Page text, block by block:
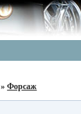
»Форсаж